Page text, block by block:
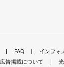
FAQ インフォ
広告掲載について